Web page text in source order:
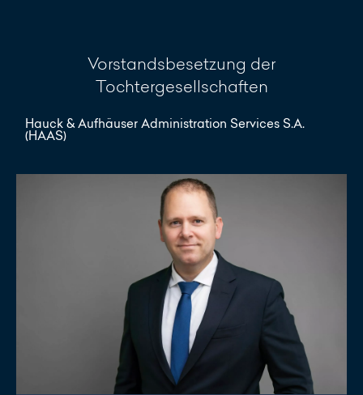
Vorstandsbesetzung der
Tochtergesellschaften
Hauck & Aufhäuser Administration Services S.A.
(HAAS)